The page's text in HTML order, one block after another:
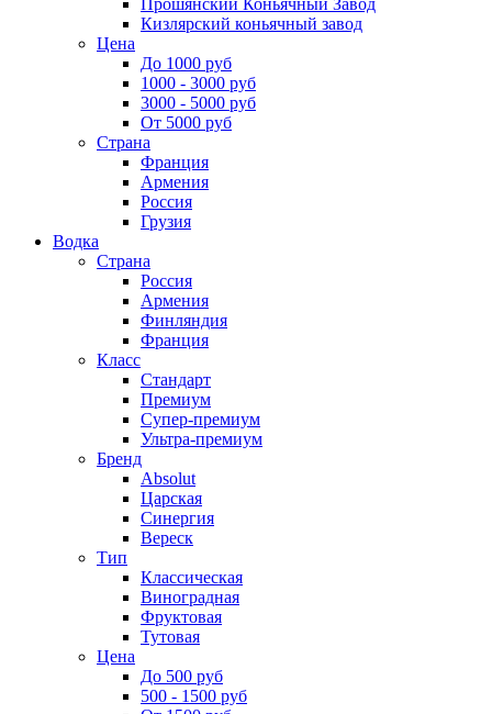
Кизлярский коньячный завод
Цена
До 1000 руб
1000 - 3000 руб
3000 - 5000 руб
От 5000 руб
Страна
Франция
Армения
Россия
Грузия
Водка
Страна
Россия
Армения
Финляндия
Франция
Класс
Стандарт
Премиум
Супер-премиум
Ультра-премиум
Бренд
Absolut
Царская
Синергия
Вереск
Тип
Классическая
Виноградная
Фруктовая
Тутовая
Цена
До 500 руб
500 - 1500 руб